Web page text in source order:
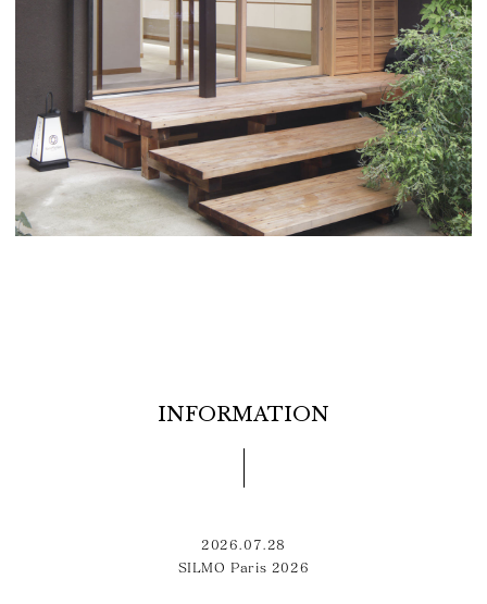
INFORMATION
2026.07.28
SILMO Paris 2026